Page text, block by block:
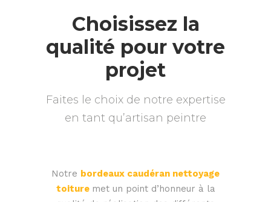
Choisissez la
qualité pour votre
projet
Faites le choix de notre expertise
en tant qu’artisan peintre
Notre bordeaux caudéran nettoyage
toiture met un point d’honneur à la